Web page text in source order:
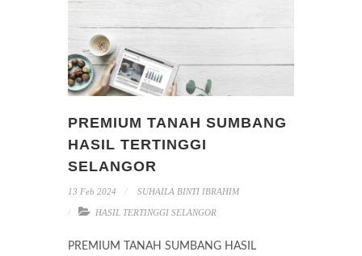
PREMIUM TANAH SUMBANG
HASIL TERTINGGI
SELANGOR
13 Feb 2024 SUHAILA BINTI IBRAHIM
HASIL TERTINGGI SELANGOR
PREMIUM TANAH SUMBANG HASIL